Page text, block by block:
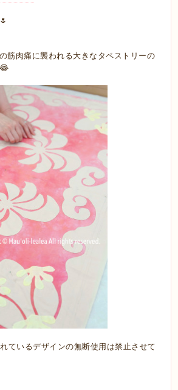
筋肉痛に襲われる大きなタペストリーの
れているデザインの無断使用は禁止させて